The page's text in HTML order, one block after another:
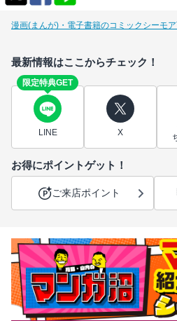
漫画(まんが)・電子書籍のコミックシーモ
最新情報はここからチェック！
限定特典GET
LINE X
お得にポイントゲット！
ご来店ポイント